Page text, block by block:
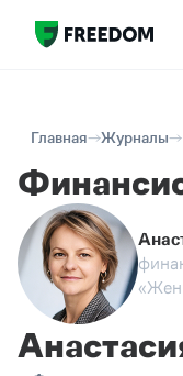
Главная Журналы